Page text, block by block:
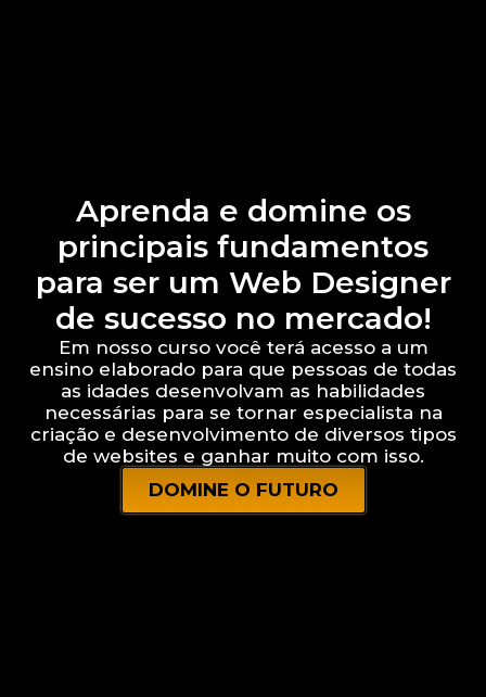
Aprenda e domine os
principais fundamentos
para ser um Web Designer
de sucesso no mercado!
Em nosso curso você terá acesso a um
ensino elaborado para que pessoas de todas
as idades desenvolvam as habilidades
necessárias para se tornar especialista na
criação e desenvolvimento de diversos tipos
de websites e ganhar muito com isso.
DOMINE O FUTURO